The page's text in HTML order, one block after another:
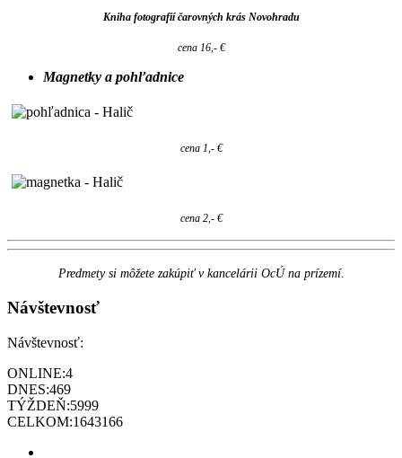
Kniha fotografií čarovných krás Novohradu
cena 16,- €
Magnetky a pohľadnice
cena 1,- €
cena 2,- €
Predmety si môžete zakúpiť v kancelárii OcÚ na prízemí.
Návštevnosť
Návštevnosť:
ONLINE:4
DNES:469
TÝŽDEŇ:5999
CELKOM:1643166